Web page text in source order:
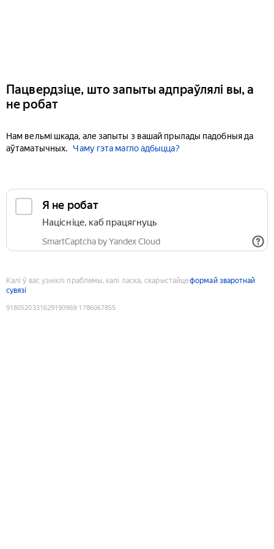
Пацвердзіце, што запыты адпраўлялі вы, а
не робат
Нам вельмі шкада, але запыты з вашай прылады падобныя да
аўтаматычных.
Чаму гэта магло адбыцца?
Я не робат
Націсніце, каб працягнуць
SmartCaptcha by Yandex Cloud
Калі ў вас узніклі праблемы, калі ласка, скарыстайцеформай зваротнай
сувязі
9180520331629190969:1786067855